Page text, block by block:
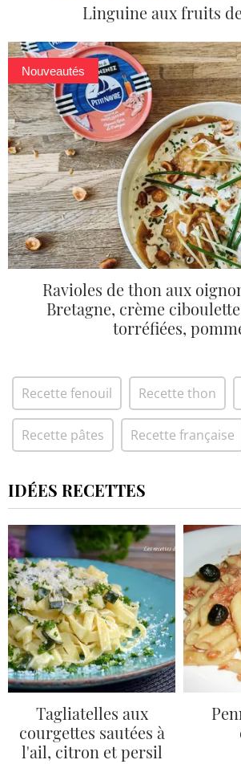
Linguine aux fruits
Nouveautés
Ravioles de thon aux
Bretagne, crème
torréfiées,
Recette fenouil Recette thon
Recette pâtes Recette française
IDÉES RECETTES
Tagliatelles aux
courgettes sautées à
l'ail, citron et persil